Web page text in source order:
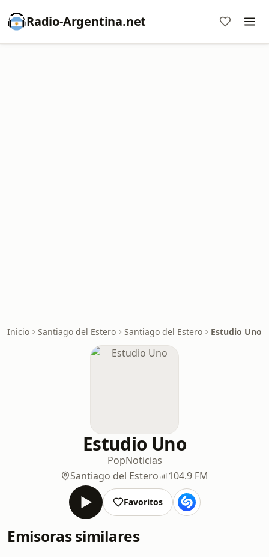
Radio-Argentina.net
Inicio Santiago del Estero Santiago del Estero Estudio Uno
Estudio Uno
PopNoticias
Santiago del Estero
104.9 FM
Favoritos
Emisoras similares